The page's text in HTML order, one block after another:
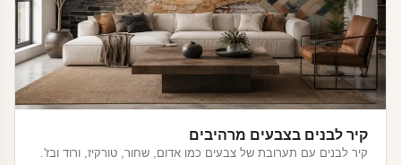
קיר לבנים בצבעים מרהיבים
קיר לבנים עם תערובת של צבעים כמו אדום, שחור, טורקיז, ורוד ובז'.